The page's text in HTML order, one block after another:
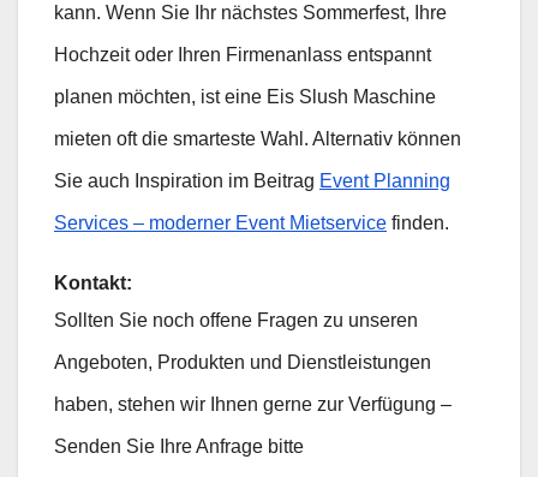
kann. Wenn Sie Ihr nächstes Sommerfest, Ihre
Hochzeit oder Ihren Firmenanlass entspannt
planen möchten, ist eine Eis Slush Maschine
mieten oft die smarteste Wahl. Alternativ können
Sie auch Inspiration im Beitrag Event Planning
Services – moderner Event Mietservice finden.
Kontakt:
Sollten Sie noch offene Fragen zu unseren
Angeboten, Produkten und Dienstleistungen
haben, stehen wir Ihnen gerne zur Verfügung –
Senden Sie Ihre Anfrage bitte